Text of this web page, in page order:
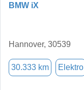
BMW iX
Hannover, 30539
30.333 km Elektro